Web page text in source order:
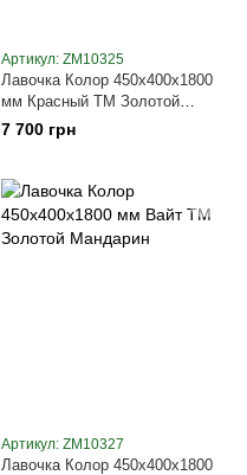
Артикул: ZM10325
Лавочка Колор 450х400х1800
мм Красный ТМ Золотой
Мандарин
7 700 грн
Артикул: ZM10327
Лавочка Колор 450х400х1800